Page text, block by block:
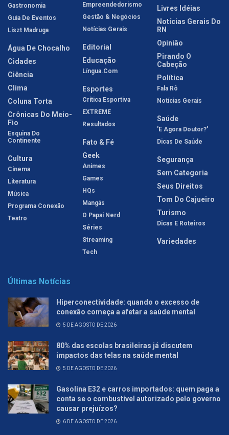
Gastronomia
Guia De Eventos
Liszt Madruga
Água De Chocalho
Cidades
Ciência
Clima
Coluna Torta
Crônicas Do Meio-
Fio
Esquina Do
Continente
Cultura
Cinema
Literatura
Música
Programa Conexão
Teatro
Empreendedorismo
Gestão & Negócios
Notícias Gerais
Editorial
Educação
Língua.com
Esportes
Crítica Esportiva
EXTREME
Resultados
Fato & Fé
Geek
Animes
Games
HQs
Mangás
O Papai Nerd
Séries
Streaming
Tech
Livres Idéias
Notícias Gerais Do
RN
Opinião
Pirando O
Cabeção
Política
Fala Rô
Notícias Gerais
Saúde
'E Agora Doutor?'
Dicas De Saúde
Segurança
Sem Categoria
Seus Direitos
Tom Do Cajueiro
Turismo
Dicas E Roteiros
Variedades
Últimas Notícias
Hiperconectividade: quando o excesso de
conexão começa a afetar a saúde mental
5 DE AGOSTO DE 2026
80% das escolas brasileiras já discutem
impactos das telas na saúde mental
5 DE AGOSTO DE 2026
Gasolina E32 e carros importados: quem paga a
conta se o combustível autorizado pelo governo
causar prejuízos?
6 DE AGOSTO DE 2026